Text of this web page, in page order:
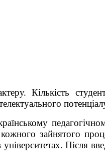
Кількість
зайнятого
Після